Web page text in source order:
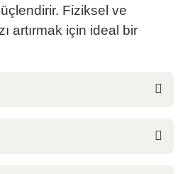
Fiziksel ve
artırmak için ideal bir